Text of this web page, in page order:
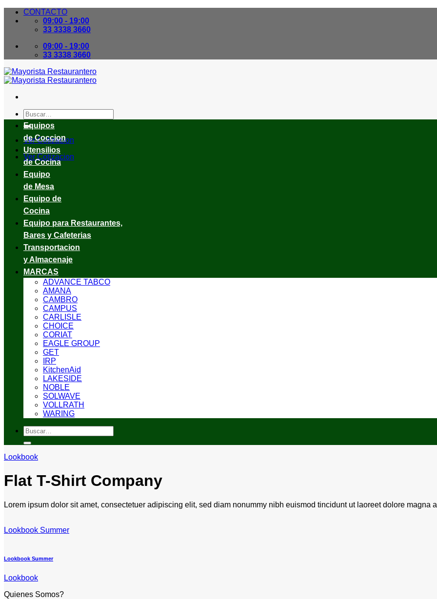
Skip
CONTACTO
09:00 - 19:00
33 3338 3660
09:00 - 19:00
33 3338 3660
Buscar
por:
Ver Cotizacion
Ver Cotizacion
Equipos
de Coccion
Utensilios
de Cocina
Equipo
de Mesa
Equipo de
Cocina
Equipo para Restaurantes,
Bares y Cafeterias
Transportacion
y Almacenaje
MARCAS
ADVANCE TABCO
AMANA
CAMBRO
CAMPUS
CARLISLE
CHOICE
CORIAT
EAGLE GROUP
GET
IRP
KitchenAid
LAKESIDE
NOBLE
SOLWAVE
VOLLRATH
WARING
Buscar
por:
Lookbook
Flat T-Shirt Company
Lorem ipsum dolor sit amet, consectetuer adipiscing elit, sed diam nonummy nibh euismod tincidunt ut laoreet dolore magna
Lookbook Summer
Lookbook Summer
Lookbook
Quienes Somos?